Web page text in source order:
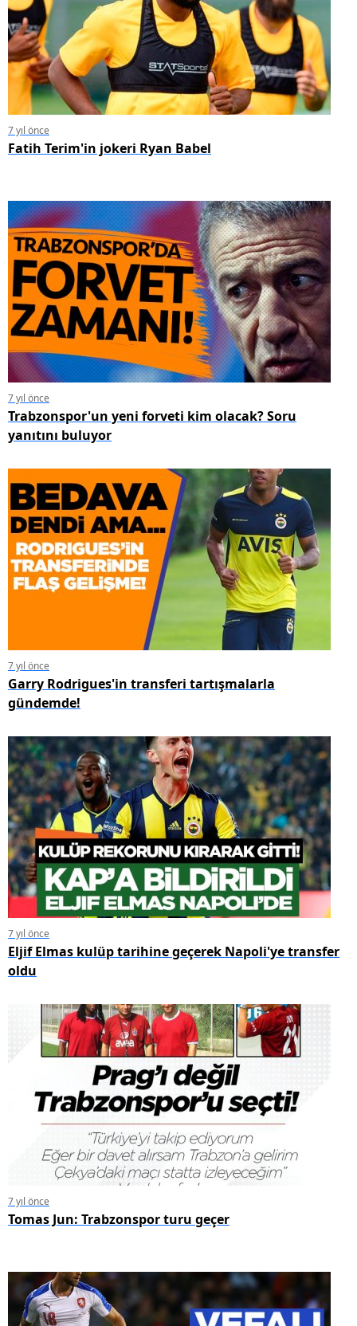
7 yıl önce
Fatih Terim'in jokeri Ryan Babel
7 yıl önce
Trabzonspor'un yeni forveti kim olacak? Soru
yanıtını buluyor
7 yıl önce
Garry Rodrigues'in transferi tartışmalarla
gündemde!
7 yıl önce
Eljif Elmas kulüp tarihine geçerek Napoli'ye transfer
oldu
7 yıl önce
Tomas Jun: Trabzonspor turu geçer